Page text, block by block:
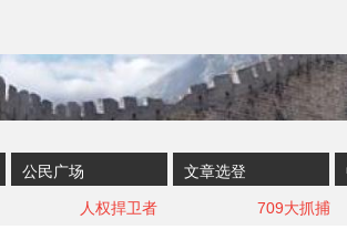
公民广场 文章选登
人权捍卫者 709大抓捕